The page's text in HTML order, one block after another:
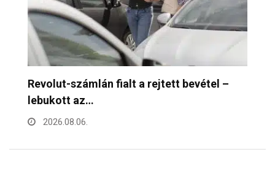
Mennyibe kerül egy pohár bor a Bor- és…
2026.08.06.